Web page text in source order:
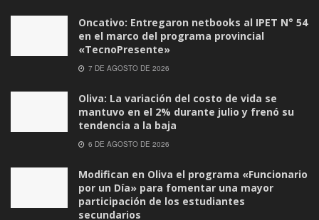
Oncativo: Entregaron netbooks al IPET N° 54
en el marco del programa provincial
«TecnoPresente»
7 DE AGOSTO DE 2026
Oliva: La variación del costo de vida se
mantuvo en el 2% durante julio y frenó su
tendencia a la baja
6 DE AGOSTO DE 2026
Modifican en Oliva el programa «Funcionario
por un Día» para fomentar una mayor
participación de los estudiantes
secundarios